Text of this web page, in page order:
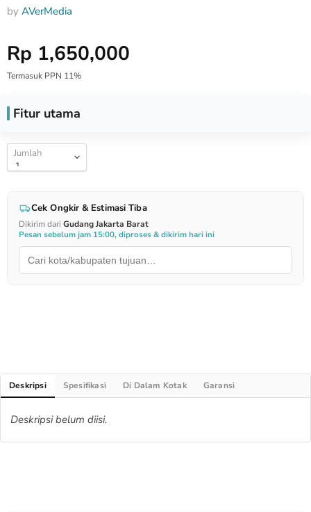
by AVerMedia
Harga Special
Rp 1,650,000
Termasuk PPN 11%
Fitur utama
Jumlah
Cek Ongkir & Estimasi Tiba
Dikirim dari Gudang Jakarta Barat
Pesan sebelum jam 15:00, diproses & dikirim hari ini
Deskripsi Spesifikasi Di Dalam Kotak Garansi
Deskripsi belum diisi.